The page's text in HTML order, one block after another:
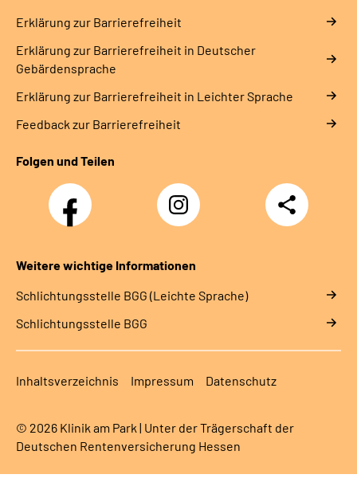
Erklärung zur Barrierefreiheit
Erklärung zur Barrierefreiheit in Deutscher
Gebärdensprache
Erklärung zur Barrierefreiheit in Leichter Sprache
Feedback zur Barrierefreiheit
Folgen und Teilen
Facebook Instagram
Teilen
Weitere wichtige Informationen
Schlich­tungs­stel­le BGG (Leichte Sprache)
Schlich­tungs­stel­le BGG
Inhaltsverzeichnis Impressum Datenschutz
© 2026 Klinik am Park | Unter der Trägerschaft der
Deutschen Rentenversicherung Hessen